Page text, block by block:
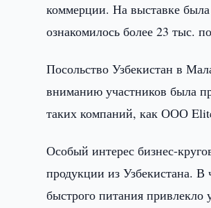
коммерции. На выставке
ознакомилось более 23 тыс.
Посольство Узбекистан в
вниманию участников была
таких компаний, как ООО
Особый интерес бизнес-
продукции из Узбекистана.
быстрого питания привлекло